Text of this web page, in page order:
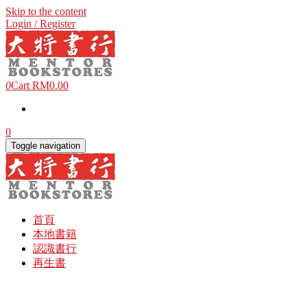
Skip to the content
Login / Register
0Cart RM0.00
0
Toggle navigation
首頁
本地書籍
認識書行
再生書